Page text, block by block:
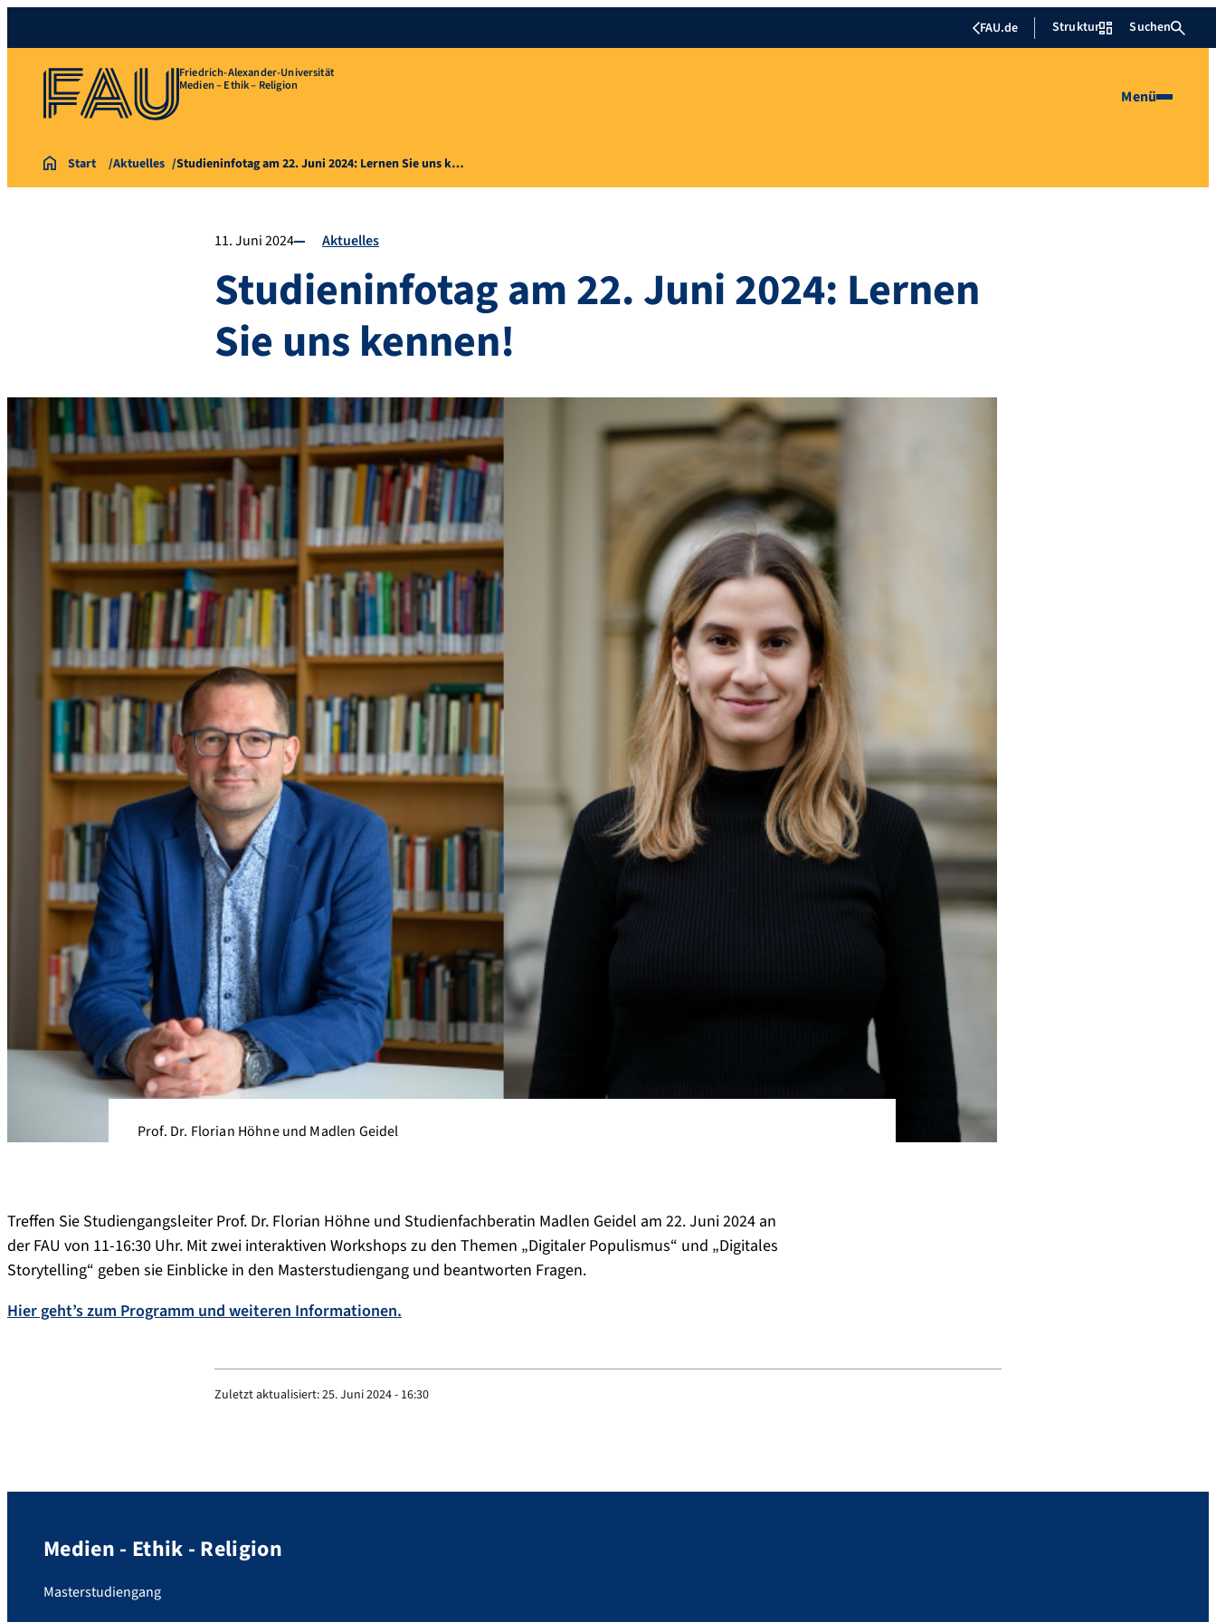
FAU.de Struktur Suchen
Friedrich-Alexander-Universität
Medien – Ethik – Religion
Menü
Start Aktuelles Studieninfotag am 22. Juni 2024: Lernen Sie uns k…
11. Juni 2024 Aktuelles
Studieninfotag am 22. Juni 2024: Lernen
Sie uns kennen!
Prof. Dr. Florian Höhne und Madlen Geidel
Treffen Sie Studiengangsleiter Prof. Dr. Florian Höhne und Studienfachberatin Madlen Geidel am 22. Juni 2024 an
der FAU von 11-16:30 Uhr. Mit zwei interaktiven Workshops zu den Themen „Digitaler Populismus“ und „Digitales
Storytelling“ geben sie Einblicke in den Masterstudiengang und beantworten Fragen.
Hier geht’s zum Programm und weiteren Informationen.
Zuletzt aktualisiert:25. Juni 2024 - 16:30
Medien - Ethik - Religion
Masterstudiengang